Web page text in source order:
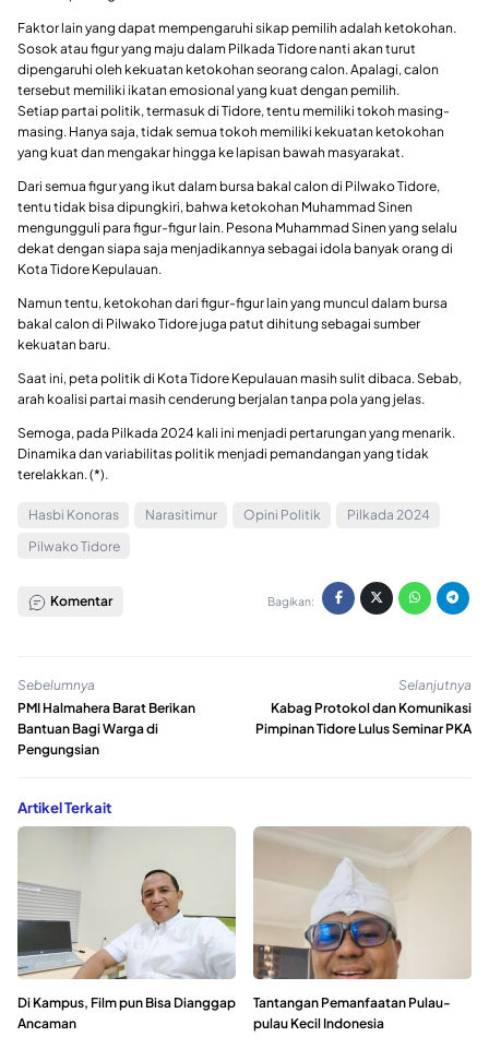
Faktor lain yang dapat mempengaruhi sikap pemilih adalah ketokohan.
Sosok atau figur yang maju dalam Pilkada Tidore nanti akan turut
dipengaruhi oleh kekuatan ketokohan seorang calon. Apalagi, calon
tersebut memiliki ikatan emosional yang kuat dengan pemilih.
Setiap partai politik, termasuk di Tidore, tentu memiliki tokoh masing-
masing. Hanya saja, tidak semua tokoh memiliki kekuatan ketokohan
yang kuat dan mengakar hingga ke lapisan bawah masyarakat.
Dari semua figur yang ikut dalam bursa bakal calon di Pilwako Tidore,
tentu tidak bisa dipungkiri, bahwa ketokohan Muhammad Sinen
mengungguli para figur-figur lain. Pesona Muhammad Sinen yang selalu
dekat dengan siapa saja menjadikannya sebagai idola banyak orang di
Kota Tidore Kepulauan.
Namun tentu, ketokohan dari figur-figur lain yang muncul dalam bursa
bakal calon di Pilwako Tidore juga patut dihitung sebagai sumber
kekuatan baru.
Saat ini, peta politik di Kota Tidore Kepulauan masih sulit dibaca. Sebab,
arah koalisi partai masih cenderung berjalan tanpa pola yang jelas.
Semoga, pada Pilkada 2024 kali ini menjadi pertarungan yang menarik.
Dinamika dan variabilitas politik menjadi pemandangan yang tidak
terelakkan. (*).
Hasbi Konoras Narasitimur Opini Politik
Pilkada 2024
Pilwako Tidore
Komentar Bagikan:
Sebelumnya
PMI Halmahera Barat Berikan
Bantuan Bagi Warga di
Pengungsian
Selanjutnya
Kabag Protokol dan Komunikasi
Pimpinan Tidore Lulus Seminar PKA
Artikel Terkait
Di Kampus, Film pun Bisa Dianggap
Ancaman
Tantangan Pemanfaatan Pulau-
pulau Kecil Indonesia